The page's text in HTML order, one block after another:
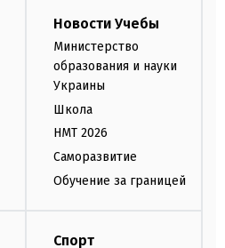
Новости Учебы
Министерство
образования и науки
Украины
Школа
НМТ 2026
Саморазвитие
Обучение за границей
Спорт